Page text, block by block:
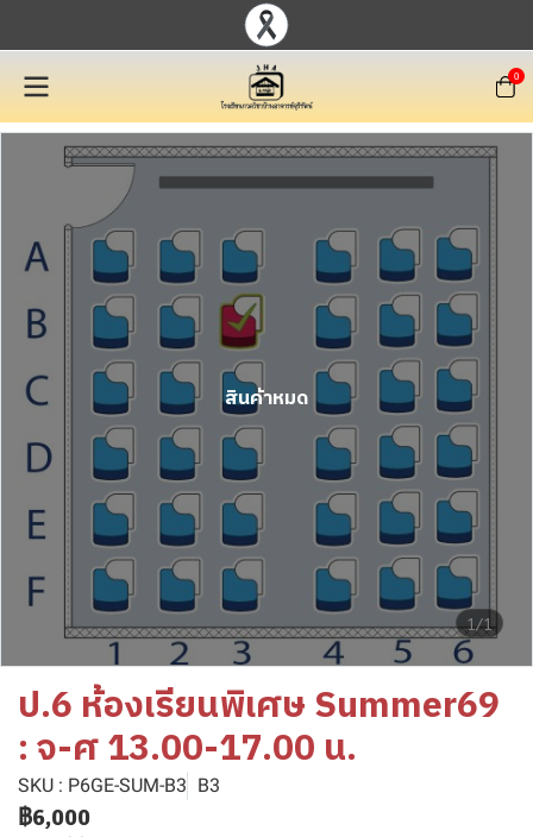
0
1/1
สินค้าหมด
ป.6 ห้องเรียนพิเศษ Summer69
: จ-ศ 13.00-17.00 น.
SKU : P6GE-SUM-B3 B3
฿6,000